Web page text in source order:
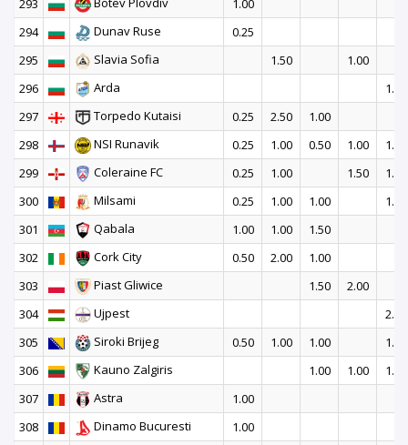
293
1.00
294
Dunav Ruse
0.25
295
Slavia Sofia 1.50
1.00
296
Arda
1.50
297
Torpedo Kutaisi 0.25 2.50
1.00
298
NSI Runavik 0.25 1.00 0.50 1.00
1.00
299
Coleraine FC 0.25 1.00 1.50
1.00
300
Milsami 0.25 1.00 1.00
1.50
301
Qabala 1.00 1.00
1.50
302
Cork City 0.50 2.00
1.00
303
Piast Gliwice 1.50
2.00
304
Ujpest
2.00
305
Siroki Brijeg 0.50 1.00 1.00
1.00
306
Kauno Zalgiris 1.00 1.00
1.50
307
Astra
1.00
308
Dinamo Bucuresti
1.00